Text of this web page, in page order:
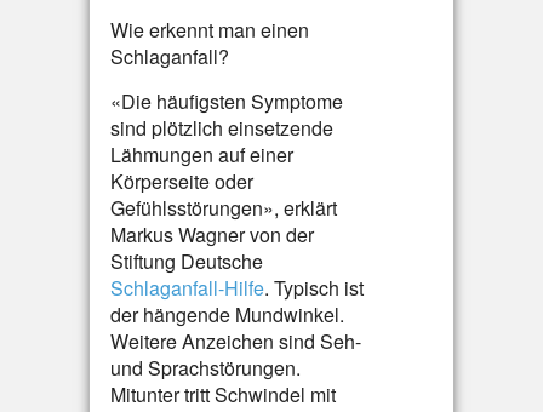
Wie erkennt man einen
Schlaganfall?
«Die häufigsten Symptome
sind plötzlich einsetzende
Lähmungen auf einer
Körperseite oder
Gefühlsstörungen», erklärt
Markus Wagner von der
Stiftung Deutsche
Schlaganfall-Hilfe. Typisch ist
der hängende Mundwinkel.
Weitere Anzeichen sind Seh-
und Sprachstörungen.
Mitunter tritt Schwindel mit